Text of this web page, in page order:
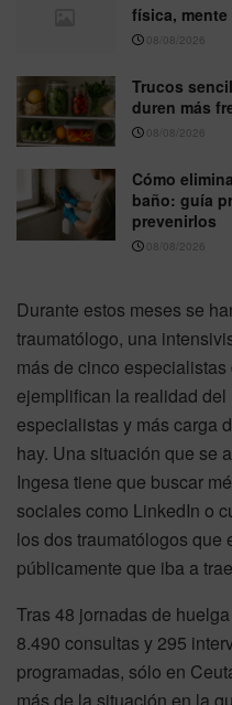
física,
08/08/2026
Trucos
duren más
08/08/2026
Cómo
baño: guía
prevenirlos
08/08/2026
Durante estos meses se
traumatólogo, una
más de cinco
ejemplifican la realidad
especialistas y más carga
hay. Una situación que se
Ingesa tiene que buscar
sociales como LinkedIn o
los dos traumatólogos que
públicamente que iba a
Tras 48 jornadas de
8.490 consultas y 295
programadas, sólo en